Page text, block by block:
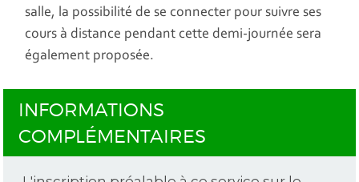
salle, la possibilité de se connecter pour suivre ses
cours à distance pendant cette demi-journée sera
également proposée.
INFORMATIONS
COMPLÉMENTAIRES